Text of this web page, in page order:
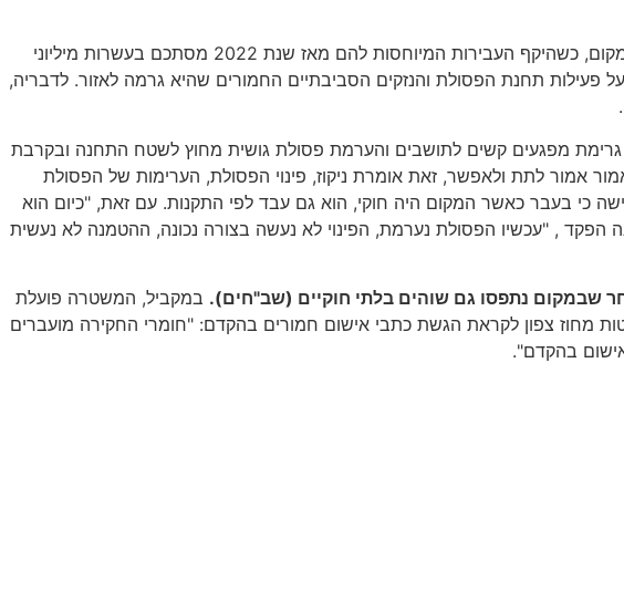
השניים חשודים בניהול ותפעול המקום, כשהיקף העבירות המיוחסות להם מאז שנת 2022 מסתכם בעשרות מיליוני
על פעילות תחנת הפסולת והנזקים הסביבתיים החמורים שהיא גרמה לאזור. לדבריה,
גרימת מפגעים קשים לתושבים והערמת פסולת גושית מחוץ לשטח התחנה ובקרבת
אמור לתת ולאפשר, זאת אומרת ניקוז, פינוי הפסולת, הערימות של הפסולת
כי בעבר כאשר המקום היה חוקי, הוא גם עבד לפי התקנות. עם זאת, "כיום הוא
, "עכשיו הפסולת נערמת, הפינוי לא נעשה בצורה נכונה, ההטמנה לא נעשית
במקביל, המשטרה פועלת
מחוז צפון לקראת הגשת כתבי אישום חמורים בהקדם: "חומרי החקירה מועברים
בהקדם".